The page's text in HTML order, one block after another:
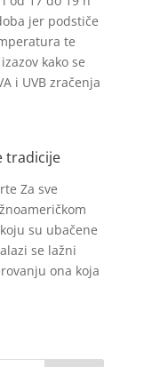
jer podstiče
te
kako se
i UVB zračenja
tradicije
Za sve
su ubačene
se lažni
ona koja